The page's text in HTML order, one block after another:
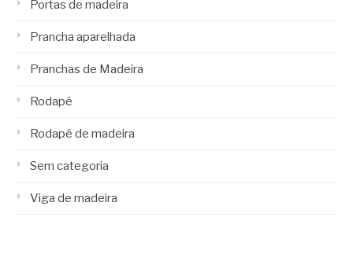
Portas de madeira
Prancha aparelhada
Pranchas de Madeira
Rodapé
Rodapé de madeira
Sem categoria
Viga de madeira